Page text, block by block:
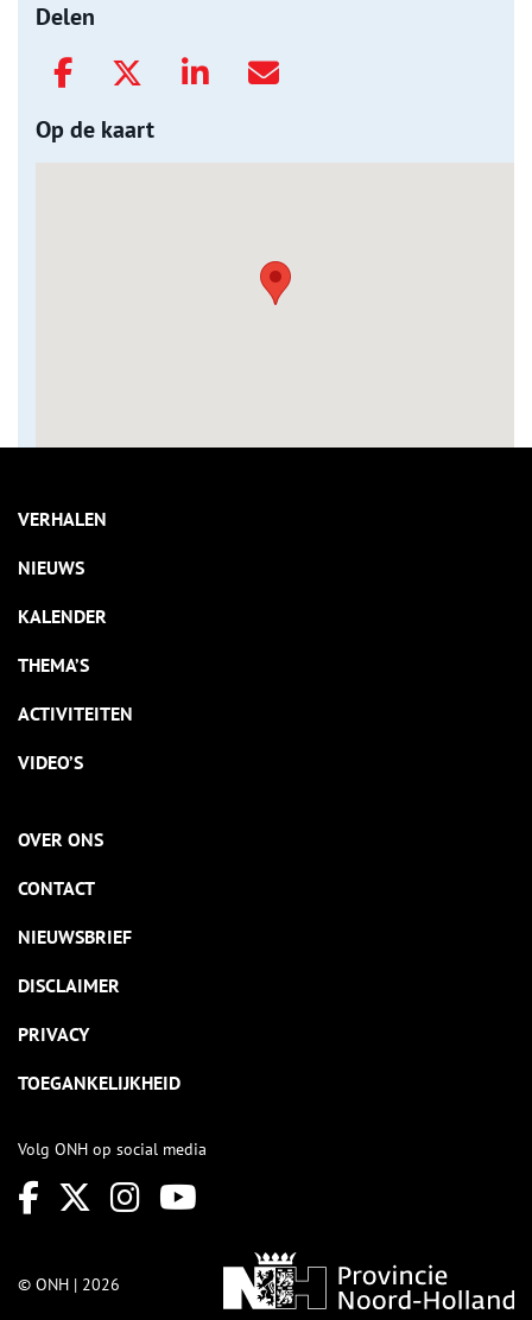
Delen
Op de kaart
VERHALEN
NIEUWS
KALENDER
THEMA’S
ACTIVITEITEN
VIDEO’S
OVER ONS
CONTACT
NIEUWSBRIEF
DISCLAIMER
PRIVACY
TOEGANKELIJKHEID
Volg ONH op social media
© ONH | 2026